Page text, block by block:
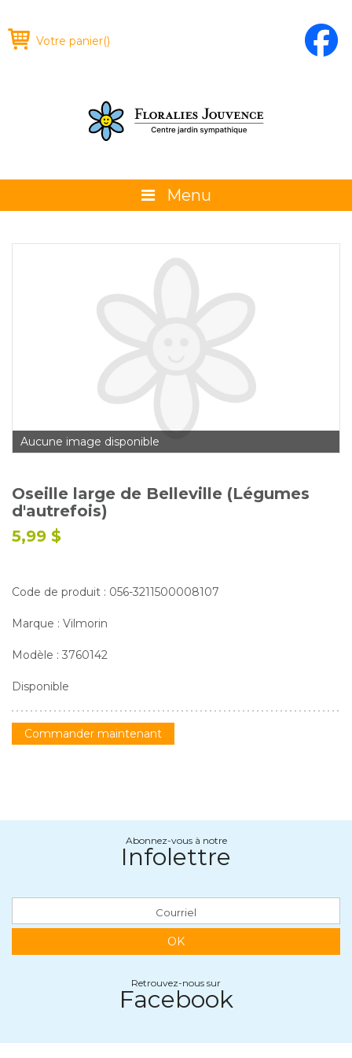
Votre panier()
Menu
La boutique
Promotions et évènements
Calendrier horticole
Emplois
Service à la clientèle
Nous joindre
Aucune image disponible
Oseille large de Belleville (Légumes
d'autrefois)
5,99 $
Code de produit : 056-3211500008107
Marque : Vilmorin
Modèle : 3760142
Disponible
Commander maintenant
Abonnez-vous à notre
Infolettre
OK
Retrouvez-nous sur
Facebook